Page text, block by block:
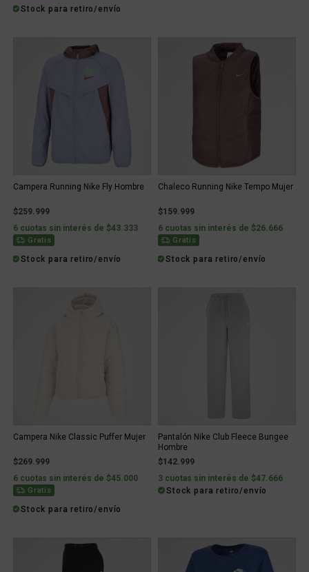
Stock para retiro/envío
Campera Running Nike Fly Hombre
$259.999
6 cuotas sin interés de $43.333
Gratis
Stock para retiro/envío
Chaleco Running Nike Tempo Mujer
$159.999
6 cuotas sin interés de $26.666
Gratis
Stock para retiro/envío
Campera Nike Classic Puffer Mujer
$269.999
6 cuotas sin interés de $45.000
Gratis
Stock para retiro/envío
Pantalón Nike Club Fleece Bungee
Hombre
$142.999
3 cuotas sin interés de $47.666
Stock para retiro/envío